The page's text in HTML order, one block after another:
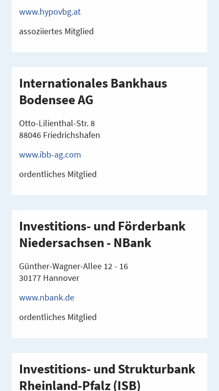
www.hypovbg.at
assoziiertes Mitglied
Internationales Bankhaus
Bodensee AG
Otto-Lilienthal-Str. 8
88046 Friedrichshafen
www.ibb-ag.com
ordentliches Mitglied
Investitions- und Förderbank
Niedersachsen - NBank
Günther-Wagner-Allee 12 - 16
30177 Hannover
www.nbank.de
ordentliches Mitglied
Investitions- und Strukturbank
Rheinland-Pfalz (ISB)